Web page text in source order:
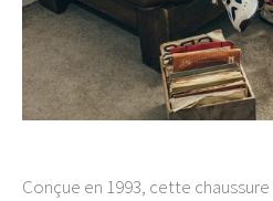
Conçue en 1993, cette